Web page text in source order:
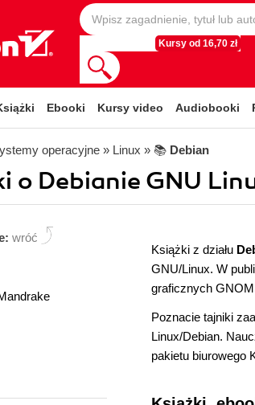
Kursy od 16,70 zł
Ebooki Kursy video Audiobooki
operacyjne » Linux » 📚 Debian
o Debianie GNU
wróć
Książki z działu
GNU/Linux. W
graficznych
Poznacie tajniki
Linux/Debian.
pakietu biurowego